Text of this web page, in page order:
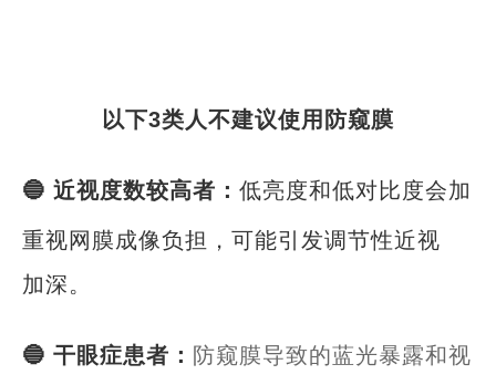
以下3类人不建议使用防窥膜
🔵 近视度数较高者： 低亮度和低对比度会加
重视网膜成像负担，可能引发调节性近视
加深。
🔵 干眼症患者： 防窥膜导致的蓝光暴露和视